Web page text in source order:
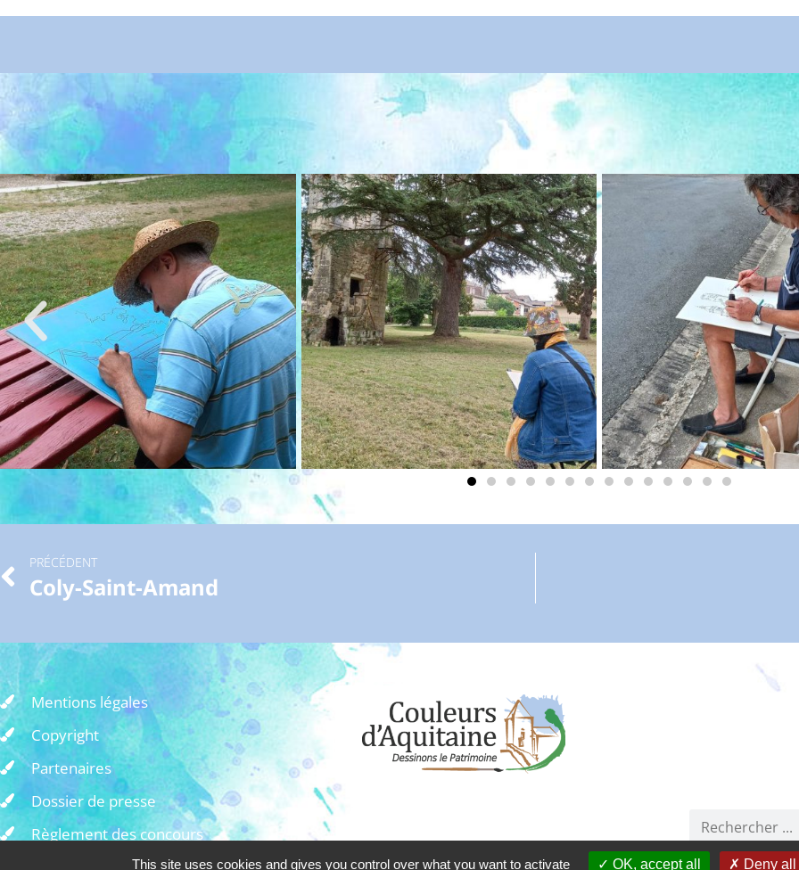
PRÉCÉDENT
Coly-Saint-Amand
Mentions légales
Copyright
Partenaires
Dossier de presse
Règlement des concours
This site uses cookies and gives you control over what you want to activate OK, accept all Deny